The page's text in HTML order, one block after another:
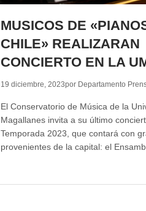
MUSICOS DE
CHILE» REALIZARAN
CONCIERTO EN LA
19 diciembre, 2023por Departamento
El Conservatorio de Música de la
Magallanes invita a su último
Temporada 2023, que contará con
provenientes de la capital: el